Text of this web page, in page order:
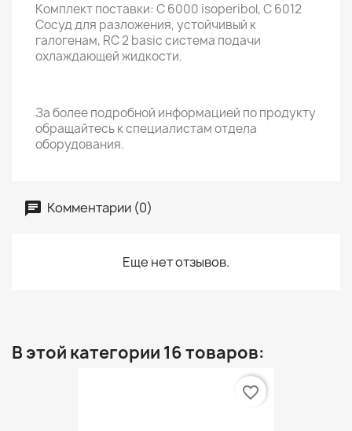
Комплект поставки: C 6000 isoperibol, C 6012
Сосуд для разложения, устойчивый к
галогенам, RC 2 basic система подачи
охлаждающей жидкости.
За более подробной информацией по продукту
обращайтесь к специалистам отдела
оборудования.
Комментарии (0)
Еще нет отзывов.
В этой категории 16 товаров:
favorite_border